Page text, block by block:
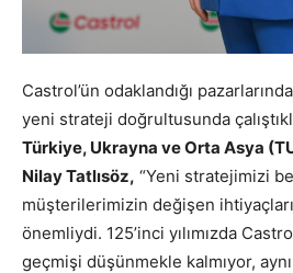
Castrol’ün odaklandığı
yeni strateji doğrultusunda
Türkiye, Ukrayna ve Orta Asya
Nilay Tatlısöz, “Yeni stratejimizi
müşterilerimizin değişen
önemliydi. 125’inci yılımızda
geçmişi düşünmekle kalmıyor,